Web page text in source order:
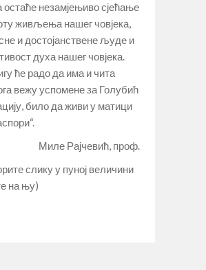
остаће незамјењиво сјећање
живљења нашег човјека,
и достојанствене људе и
духа нашег човјека.
ће радо да има и чита
вежу успомене за Голубић
било да живи у матици
Миле Рајчевић, проф.
слику у пуној величини
на њу)